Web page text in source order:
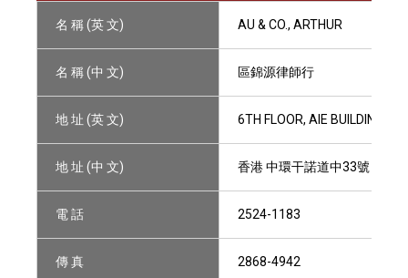
名 稱 (英 文) AU & CO., ARTHUR
名 稱 (中 文) 區錦源律師行
地 址 (英 文) 6TH FLOOR, AIE BUILDING,
地 址 (中 文) 香港 中環干諾道中33號 亞洲
電 話 2524-1183
傳 真 2868-4942